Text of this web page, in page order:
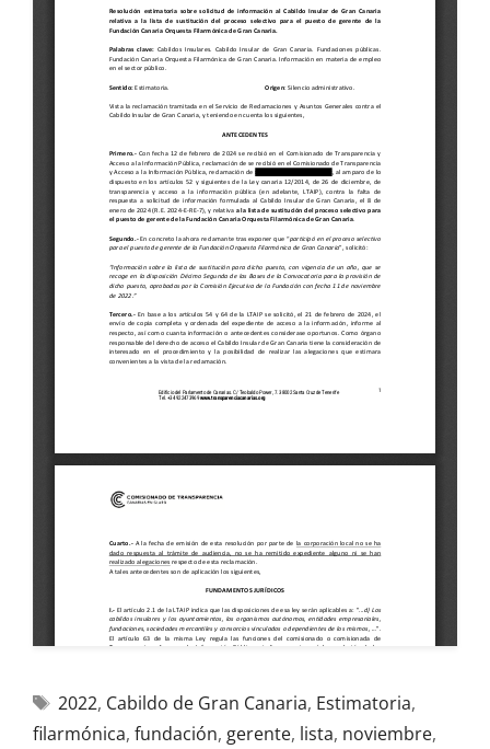
2022, Cabildo de Gran Canaria, Estimatoria,
filarmónica, fundación, gerente, lista, noviembre,